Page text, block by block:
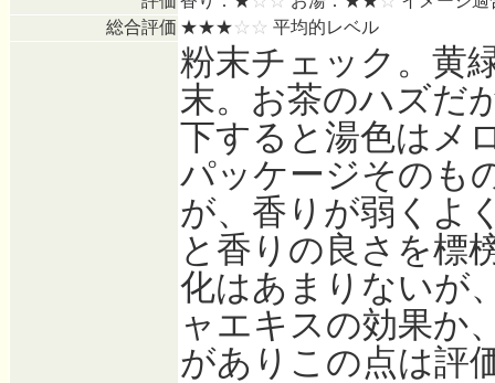
総合評価 ★★★☆☆ 平均的レベル
粉末チェック。黄
末。お茶のハズだ
下すると湯色はメ
パッケージそのも
が、香りが弱くよ
と香りの良さを標
化はあまりないが
ャエキスの効果か
がありこの点は評